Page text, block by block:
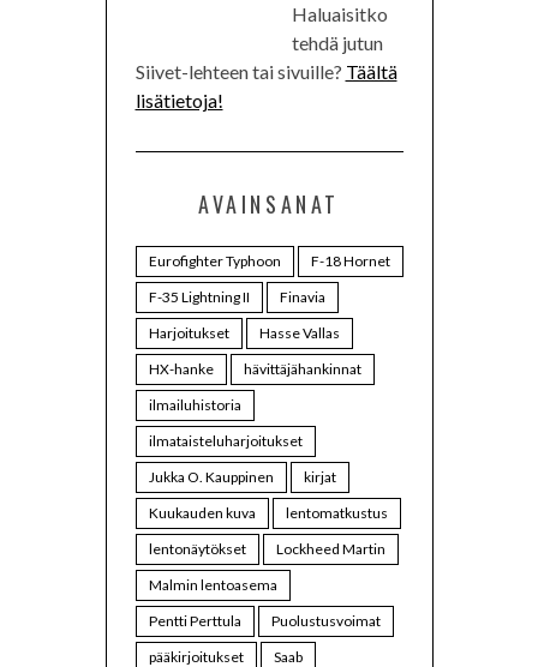
Haluaisitko
tehdä jutun
Siivet-lehteen tai sivuille? Täältä
lisätietoja!
AVAINSANAT
Eurofighter Typhoon
F-18 Hornet
F-35 Lightning II
Finavia
Harjoitukset
Hasse Vallas
HX-hanke
hävittäjähankinnat
ilmailuhistoria
ilmataisteluharjoitukset
Jukka O. Kauppinen
kirjat
Kuukauden kuva
lentomatkustus
lentonäytökset
Lockheed Martin
Malmin lentoasema
Pentti Perttula
Puolustusvoimat
pääkirjoitukset
Saab